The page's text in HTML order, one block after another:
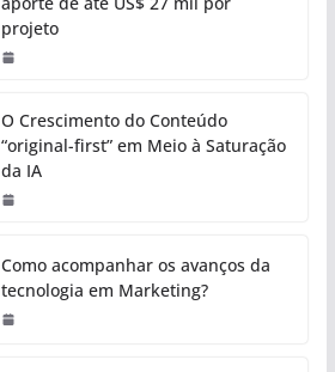
projeto
O Crescimento do Conteúdo
“original-first” em Meio à Saturação
da IA
Como acompanhar os avanços da
tecnologia em Marketing?